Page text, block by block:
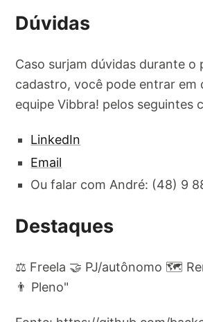
Dúvidas
Caso surjam dúvidas durante o
cadastro, você pode entrar em
equipe Vibbra! pelos seguintes
LinkedIn
Email
Ou falar com André: (48) 9
Destaques
⚖️ Freela 🤝 PJ/autônomo 🗺️
👨 Pleno"